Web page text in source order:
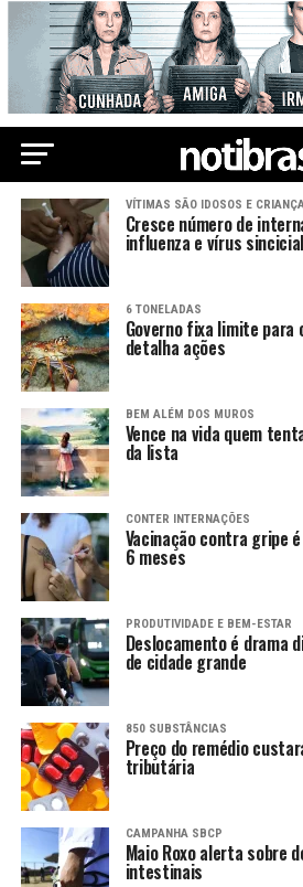
VÍTIMAS SÃO IDOSOS E
Cresce número de
influenza e vírus sincicial
6 TONELADAS
Governo fixa limite
detalha ações
BEM ALÉM DOS MUROS
Vence na vida quem
da lista
CONTER INTERNAÇÕES
Vacinação contra gripe
6 meses
PRODUTIVIDADE E BEM-ESTAR
Deslocamento é drama
de cidade grande
850 SUBSTÂNCIAS
Preço do remédio
tributária
CAMPANHA SBCP
Maio Roxo alerta sobre
intestinais